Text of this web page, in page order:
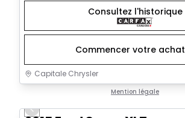
Consultez l'historique
Commencer votre achat
Capitale Chrysler
Mention légale
Previous slide